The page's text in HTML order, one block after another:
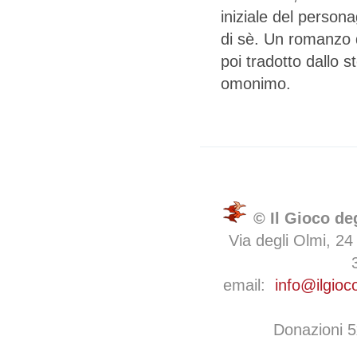
iniziale del
di sè. Un romanzo
poi tradotto dallo
omonimo.
© Il Gioco
Via degli Olmi,
email:
Donazioni